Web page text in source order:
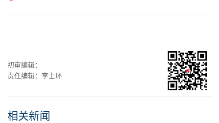
初审编辑：
责任编辑：李士环
相关新闻